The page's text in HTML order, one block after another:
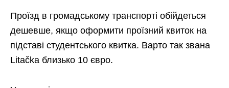
Проїзд в громадському транспорті обійдеться
дешевше, якщо оформити проїзний квиток на
підставі студентського квитка. Варто так звана
Litačka близько 10 євро.